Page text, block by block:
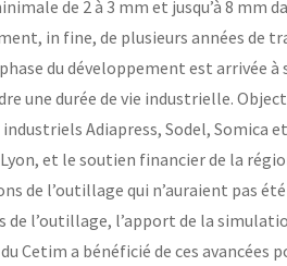
de 2 à 3 mm et jusqu’à 8 mm
in fine, de plusieurs années de
du développement est arrivée
une durée de vie industrielle.
Adiapress, Sodel, Somica
et le soutien financier de la
de l’outillage qui n’auraient pas
de l’outillage, l’apport de la
Cetim a bénéficié de ces